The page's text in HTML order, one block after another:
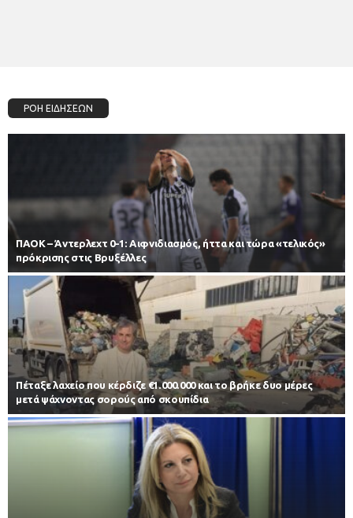
ΡΟΗ ΕΙΔΗΣΕΩΝ
ΠΑΟΚ – Άντερλεχτ 0-1: Αιφνιδιασμός, ήττα και τώρα «τελικός»
πρόκρισης στις Βρυξέλλες
Πέταξε λαχείο που κέρδιζε €1.000.000 και το βρήκε δυο μέρες
μετά ψάχνοντας σορούς από σκουπίδια